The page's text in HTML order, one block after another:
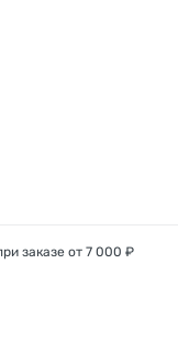
заказе от 7 000 ₽